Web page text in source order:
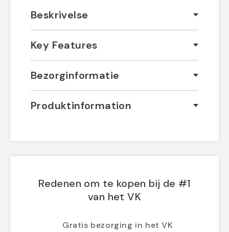
Beskrivelse
Key Features
Bezorginformatie
Produktinformation
Redenen om te kopen bij de #1
van het VK
Gratis bezorging in het VK